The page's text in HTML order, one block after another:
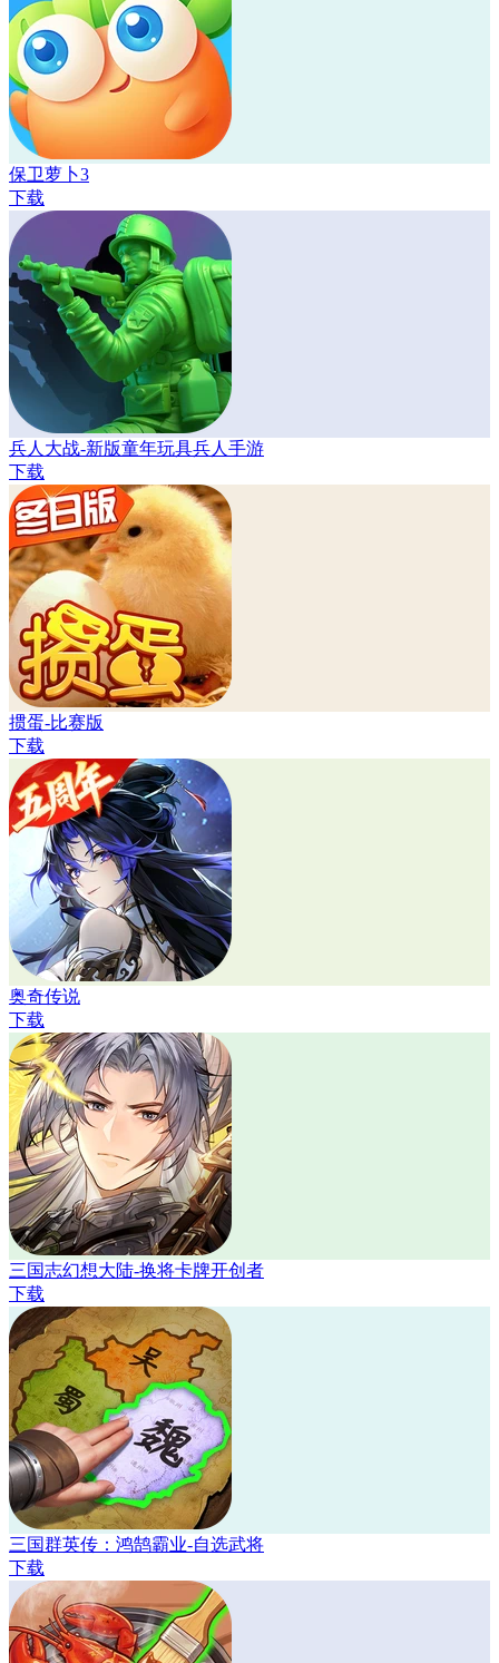
保卫萝卜3
下载
兵人大战-新版童年玩具兵人手游
下载
掼蛋-比赛版
下载
奥奇传说
下载
三国志幻想大陆-换将卡牌开创者
下载
三国群英传：鸿鹄霸业-自选武将
下载